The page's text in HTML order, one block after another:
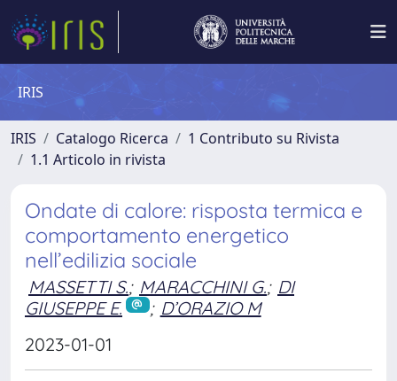
IRIS
IRIS Catalogo Ricerca
1 Contributo su Rivista
1.1 Articolo in rivista
Ondate di calore: risposta termica e
comportamento energetico
nell’edilizia sociale
MASSETTI S.; MARACCHINI G.; DI
GIUSEPPE E.
; D’ORAZIO M
2023-01-01